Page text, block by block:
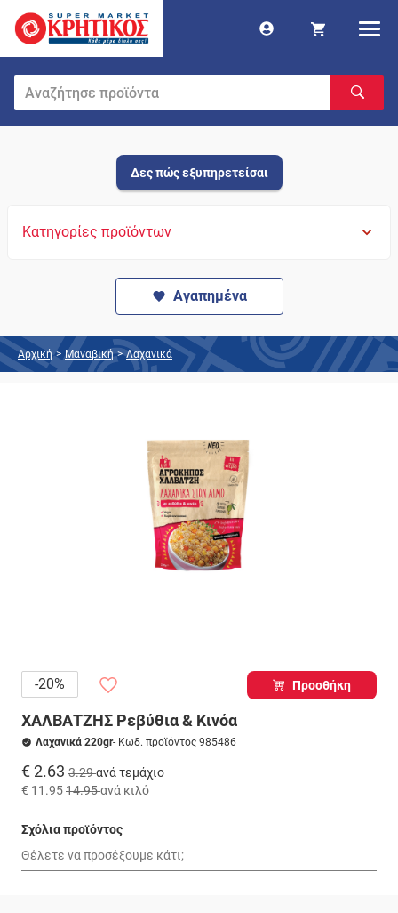
Δες πώς εξυπηρετείσαι
Κατηγορίες προϊόντων
Αγαπημένα
Αρχική > Μαναβική > Λαχανικά
-20% Προσθήκη
ΧΑΛΒΑΤΖΗΣ Ρεβύθια & Κινόα
Λαχανικά 220gr- Κωδ. προϊόντος 985486
€ 2.63 3.29ανά τεμάχιο
€ 11.9514.95ανά κιλό
Σχόλια προϊόντος